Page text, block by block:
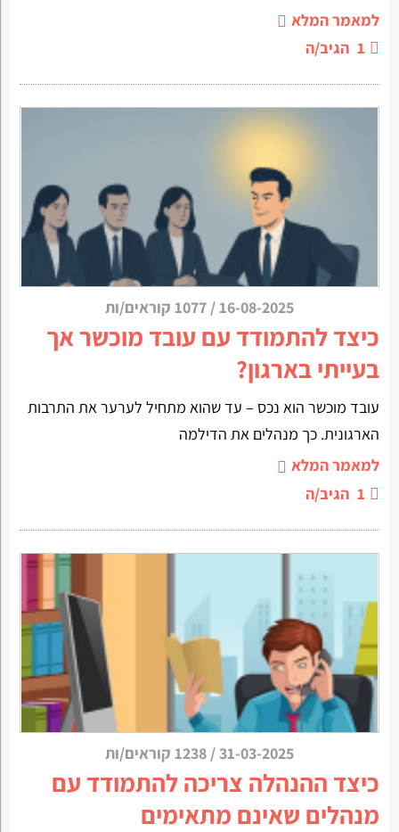
למאמר המלא
1 הגיב/ה
16-08-2025
/ 1077 קוראים/ות
כיצד להתמודד עם עובד מוכשר אך
בעייתי בארגון?
עובד מוכשר הוא נכס – עד שהוא מתחיל לערער את התרבות
הארגונית. כך מנהלים את הדילמה
למאמר המלא
1 הגיב/ה
31-03-2025
/ 1238 קוראים/ות
כיצד ההנהלה צריכה להתמודד עם
מנהלים שאינם מתאימים